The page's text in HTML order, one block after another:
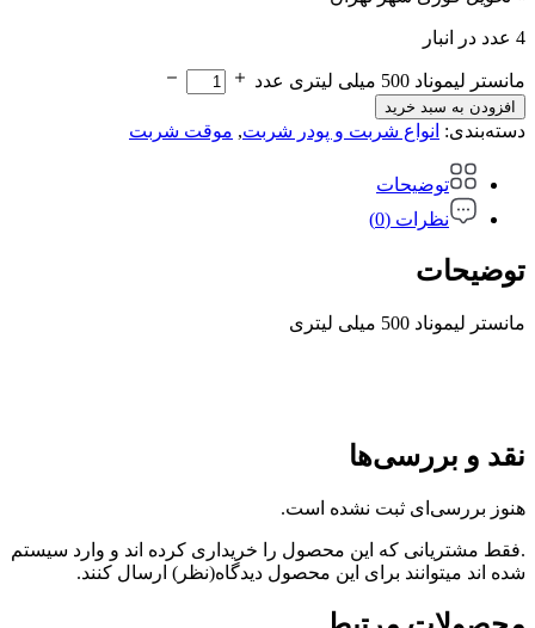
4 عدد در انبار
مانستر لیموناد 500 میلی لیتری عدد
افزودن به سبد خرید
دسته‌بندی: انواع شربت و پودر شربت, موقت شربت
توضیحات
نظرات (0)
توضیحات
مانستر لیموناد 500 میلی لیتری
نقد و بررسی‌ها
هنوز بررسی‌ای ثبت نشده است.
.فقط مشتریانی که این محصول را خریداری کرده اند و وارد سیستم
شده اند میتوانند برای این محصول دیدگاه(نظر) ارسال کنند.